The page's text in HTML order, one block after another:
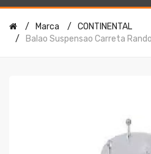
Marca
CONTINENTAL
Balao Suspensao Carreta